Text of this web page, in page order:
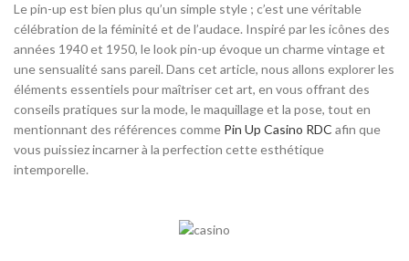
Le pin-up est bien plus qu’un simple style ; c’est une véritable
célébration de la féminité et de l’audace. Inspiré par les icônes des
années 1940 et 1950, le look pin-up évoque un charme vintage et
une sensualité sans pareil. Dans cet article, nous allons explorer les
éléments essentiels pour maîtriser cet art, en vous offrant des
conseils pratiques sur la mode, le maquillage et la pose, tout en
mentionnant des références comme Pin Up Casino RDC afin que
vous puissiez incarner à la perfection cette esthétique
intemporelle.